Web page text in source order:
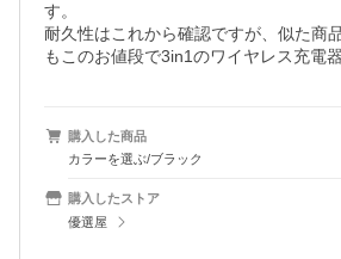
す。
耐久性はこれから確認ですが、似た商
もこのお値段で3in1のワイヤレス充電
購入した商品
カラーを選ぶ/ブラック
購入したストア
優選屋